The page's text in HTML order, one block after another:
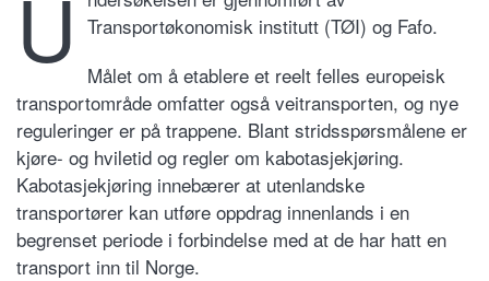
U Transportøkonomisk institutt (TØI) og Fafo.
Målet om å etablere et reelt felles europeisk
transportområde omfatter også veitransporten, og nye
reguleringer er på trappene. Blant stridsspørsmålene er
kjøre- og hviletid og regler om kabotasjekjøring.
Kabotasjekjøring innebærer at utenlandske
transportører kan utføre oppdrag innenlands i en
begrenset periode i forbindelse med at de har hatt en
transport inn til Norge.